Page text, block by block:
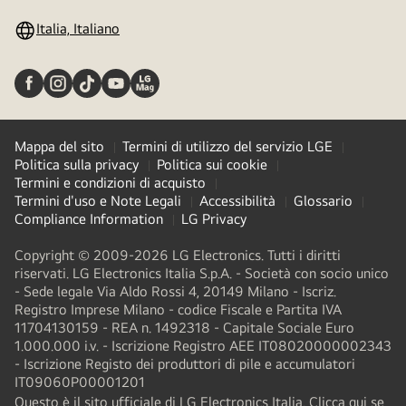
Italia, Italiano
Mappa del sito
Termini di utilizzo del servizio LGE
Politica sulla privacy
Politica sui cookie
Termini e condizioni di acquisto
Termini d'uso e Note Legali
Accessibilità
Glossario
Compliance Information
LG Privacy
Copyright © 2009-2026 LG Electronics. Tutti i diritti
riservati. LG Electronics Italia S.p.A. - Società con socio unico
- Sede legale Via Aldo Rossi 4, 20149 Milano - Iscriz.
Registro Imprese Milano - codice Fiscale e Partita IVA
11704130159 - REA n. 1492318 - Capitale Sociale Euro
1.000.000 i.v. - Iscrizione Registro AEE IT08020000002343​
- Iscrizione Registo dei produttori di pile e accumulatori
IT09060P00001201
Questo è il sito ufficiale di LG Electronics Italia. Clicca qui se